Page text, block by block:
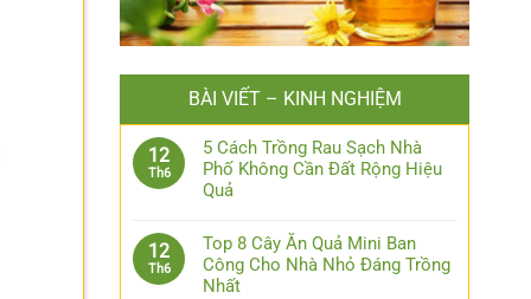
BÀI VIẾT – KINH NGHIỆM
12
Th6
5 Cách Trồng Rau Sạch Nhà
Phố Không Cần Đất Rộng Hiệu
Quả
12
Th6
Top 8 Cây Ăn Quả Mini Ban
Công Cho Nhà Nhỏ Đáng Trồng
Nhất